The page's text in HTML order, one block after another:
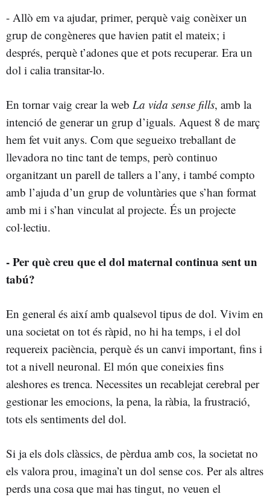
- Allò em va ajudar, primer, perquè vaig conèixer un
grup de congèneres que havien patit el mateix; i
després, perquè t’adones que et pots recuperar. Era un
dol i calia transitar-lo.
En tornar vaig crear la web La vida sense fills, amb la
intenció de generar un grup d’iguals. Aquest 8 de març
hem fet vuit anys. Com que segueixo treballant de
llevadora no tinc tant de temps, però continuo
organitzant un parell de tallers a l’any, i també compto
amb l’ajuda d’un grup de voluntàries que s’han format
amb mi i s’han vinculat al projecte. És un projecte
col·lectiu.
- Per què creu que el dol maternal continua sent un
tabú?
En general és així amb qualsevol tipus de dol. Vivim en
una societat on tot és ràpid, no hi ha temps, i el dol
requereix paciència, perquè és un canvi important, fins i
tot a nivell neuronal. El món que coneixies fins
aleshores es trenca. Necessites un recablejat cerebral per
gestionar les emocions, la pena, la ràbia, la frustració,
tots els sentiments del dol.
Si ja els dols clàssics, de pèrdua amb cos, la societat no
els valora prou, imagina’t un dol sense cos. Per als altres
perds una cosa que mai has tingut, no veuen el